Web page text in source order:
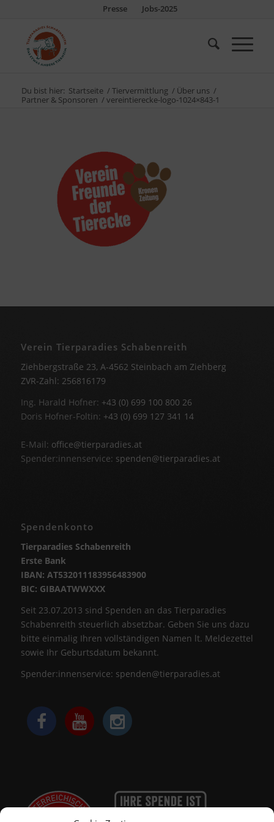
Presse Jobs-2025
Du bist hier: Startseite / Tiervermittlung / Über uns /
Partner & Sponsoren / vereintierecke-logo-1024×843-1
Verein Tierparadies Schabenreith
Ziehbergstraße 23, A-4562 Steinbach am Ziehberg
ZVR-Zahl: 256816179
Ing. Harald Hofner: +43 (0) 699 100 800 26
Doris Hofner-Foltin: +43 (0) 699 127 341 14
E-Mail: office@tierparadies.at
Spender:innenservice: spenden@tierparadies.at
Spendenkonto
Tierparadies Schabenreith
Erste Bank
IBAN: AT532011183956483900
BIC: GIBAATWWXXX
Seit 23.07.2013 sind Spenden an das Tierparadies
Schabenreith steuerlich absetzbar. Geben Sie uns dazu
bitte einmalig Ihren vollständigen Namen lt. Meldezettel
sowie Ihr Geburtsdatum bekannt.
Spender:innenservice: spenden@tierparadies.at